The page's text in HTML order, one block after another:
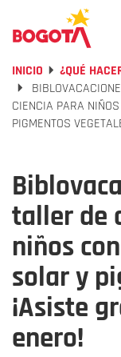
INICIO ¿QUÉ
CIENCIA PARA
PIGMENTOS
taller de
niños
solar y
¡Asiste
enero!